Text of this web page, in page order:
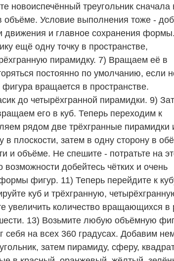
новоиспечённый треугольник сначала
объёме. Условие выполнения тоже -
движения и главное сохранения
ещё одну точку в пространстве,
пирамидку. 7) Вращаем её в
постоянно по умолчанию, если
вращается в пространстве.
до четырёхгранной пирамидки. 9)
его в куб. Теперь переходим к
рядом две трёхгранные пирамидки
плоскости, затем в одну сторону в
и объёме. Не спешите - потратьте на
добейтесь чётких и очень
фигур. 11) Теперь перейдите к
куб и трёхгранную,
увеличить количество вращающихся в
13) Возьмите любую объёмную
себя на всех 360 градусах. Добавим
затем пирамиду, сферу,